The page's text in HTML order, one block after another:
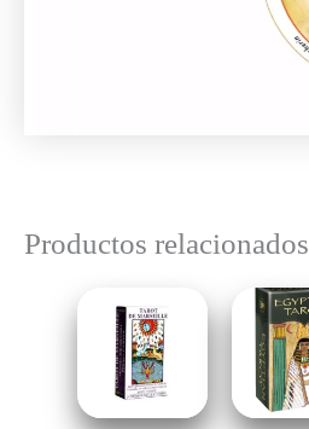
Productos relacionados